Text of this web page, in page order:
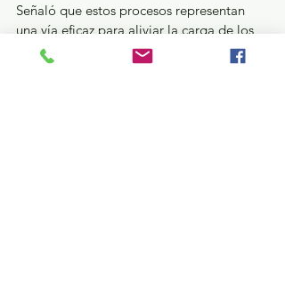
Señaló que estos procesos representan
una vía eficaz para aliviar la carga de los
tribunales, con especial atención en la
materia familiar, donde una intervención